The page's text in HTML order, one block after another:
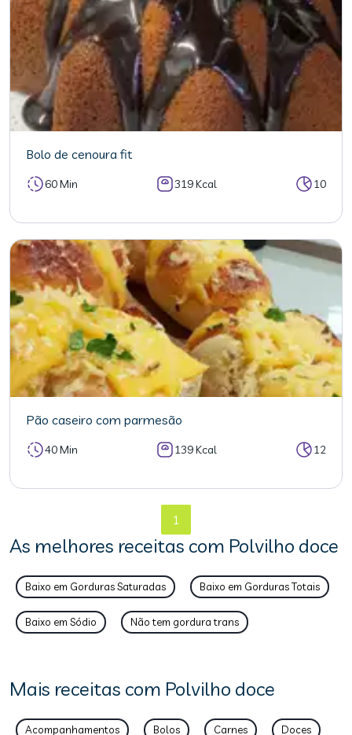
Bolo de cenoura fit
60 Min 319 Kcal 10
Pão caseiro com parmesão
40 Min 139 Kcal 12
1
As melhores receitas com Polvilho doce
Baixo em Gorduras Saturadas Baixo em Gorduras Totais
Baixo em Sódio Não tem gordura trans
Mais receitas com Polvilho doce
Acompanhamentos Bolos Carnes Doces